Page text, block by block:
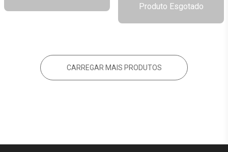
Produto Esgotado
CARREGAR MAIS PRODUTOS